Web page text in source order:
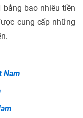
bao nhiêu tiền
cung cấp những
Nam